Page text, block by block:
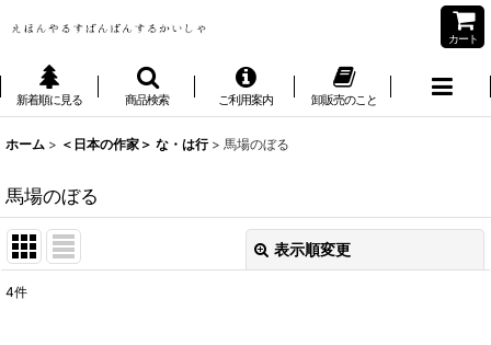
カート
新着順に見る 商品検索 ご利用案内 卸販売のこと
ホーム > ＜日本の作家＞ な・は行 > 馬場のぼる
馬場のぼる
表示順変更
4件